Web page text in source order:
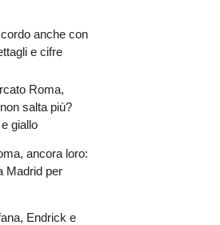
anche con
e cifre
Roma,
salta più?
giallo
ancora loro:
Madrid per
Endrick e